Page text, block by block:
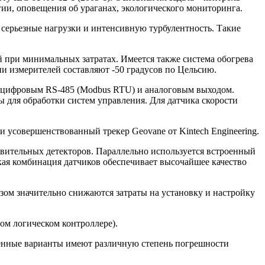
оповещения об ураганах, экологического мониторинга.
нагрузки и интенсивную турбулентность. Такие
минимальных затратах. Имеется также система обогрева
измерителей составляют -50 градусов по Цельсию.
RS-485 (Modbus RTU) и аналоговым выходом.
обработки систем управления. Для датчика скорости
трекер Geovane от Kintech Engineering.
детекторов. Параллельно используется встроенный
комбинация датчиков обеспечивает высочайшее качество
значительно снижаются затраты на установку и настройку
логическом контроллере).
варианты имеют различную степень погрешности